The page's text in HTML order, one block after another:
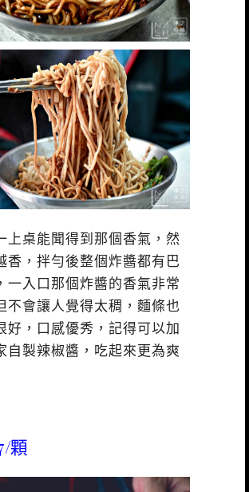
上桌能聞得到那個香氣，然
香，拌勻後整個炸醬都有巴
一入口那個炸醬的香氣非常
不會讓人覺得太稠，麵條也
好，口感優秀，記得可以加
自製辣椒醬，吃起來更為爽
顆